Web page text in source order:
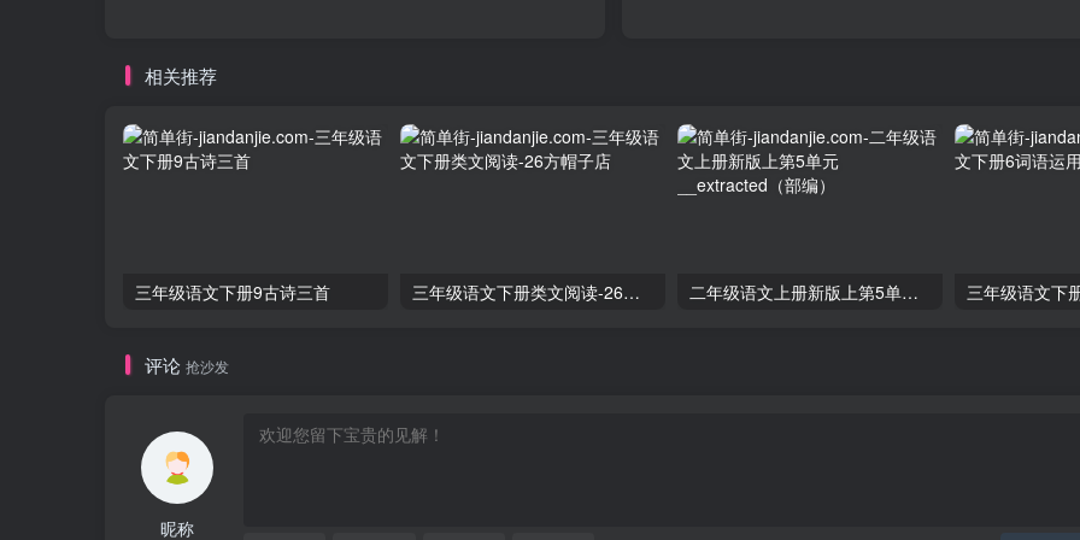
相关推荐
三年级语文下册9古诗三首 三年级语文下册类文阅读-26方帽子店 二年级语文上册新版上第5单元__extracted（部编） 三年级语文下
评论 抢沙发
昵称